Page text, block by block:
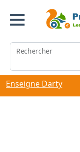
Rechercher
Enseigne Darty